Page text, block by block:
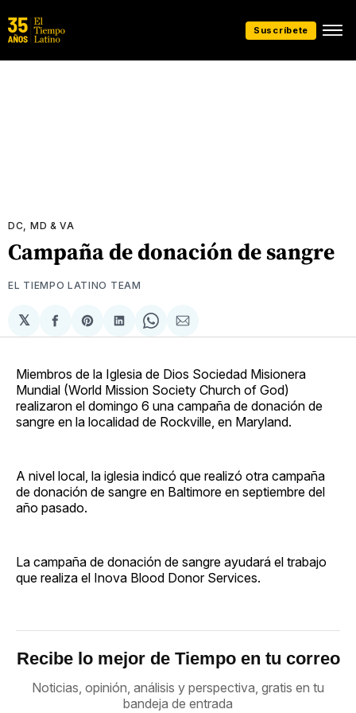
Suscríbete
DC, MD & VA
Campaña de donación de sangre
EL TIEMPO LATINO TEAM
𝕏
Compartir
en
Share
on
Compartir
en
Share
on
Compartir
via
Miembros de la Iglesia de Dios Sociedad Misionera
Mundial (World Mission Society Church of God)
realizaron el domingo 6 una campaña de donación de
sangre en la localidad de Rockville, en Maryland.
A nivel local, la iglesia indicó que realizó otra campaña
de donación de sangre en Baltimore en septiembre del
año pasado.
La campaña de donación de sangre ayudará el trabajo
que realiza el Inova Blood Donor Services.
Recibe lo mejor de Tiempo en tu correo
Noticias, opinión, análisis y perspectiva, gratis en tu
bandeja de entrada